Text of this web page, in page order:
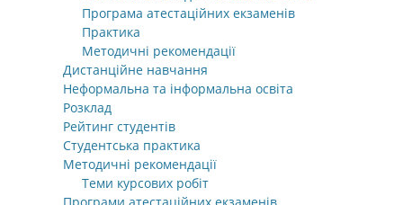
Програма атестаційних екзаменів
Практика
Методичні рекомендації
Дистанційне навчання
Неформальна та інформальна освіта
Розклад
Рейтинг студентів
Студентська практика
Методичні рекомендації
Теми курсових робіт